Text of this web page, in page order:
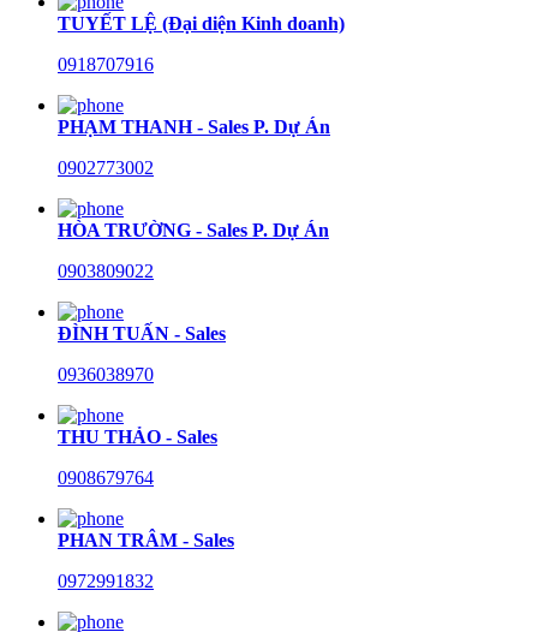
TUYẾT LỆ (Đại diện Kinh doanh)
0918707916
PHẠM THANH - Sales P. Dự Án
0902773002
HÒA TRƯỜNG - Sales P. Dự Án
0903809022
ĐÌNH TUẤN - Sales
0936038970
THU THẢO - Sales
0908679764
PHAN TRÂM - Sales
0972991832